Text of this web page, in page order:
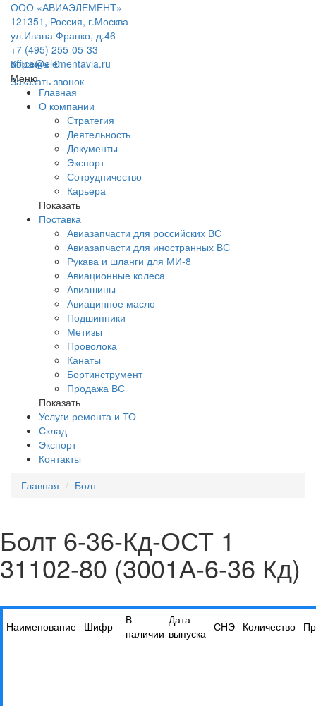
ООО «АВИАЭЛЕМЕНТ»
121351, Россия, г.Москва
ул.Ивана Франко, д.46
+7 (495) 255-05-33
office@elementavia.ru
Заказать звонок
Корзина0
Меню
Главная
О компании
Стратегия
Деятельность
Документы
Экспорт
Сотрудничество
Карьера
Показать
Поставка
Авиазапчасти для российских ВС
Авиазапчасти для иностранных ВС
Рукава и шланги для МИ-8
Авиационные колеса
Авиашины
Авиацинное масло
Подшипники
Метизы
Проволока
Канаты
Бортинструмент
Продажа ВС
Показать
Услуги ремонта и ТО
Склад
Экспорт
Контакты
Главная
Болт
Болт 6-36-Кд-ОСТ 1
31102-80 (3001А-6-36 Кд)
Наименование Шифр
В
наличии
Дата
выпуска СНЭ Количество